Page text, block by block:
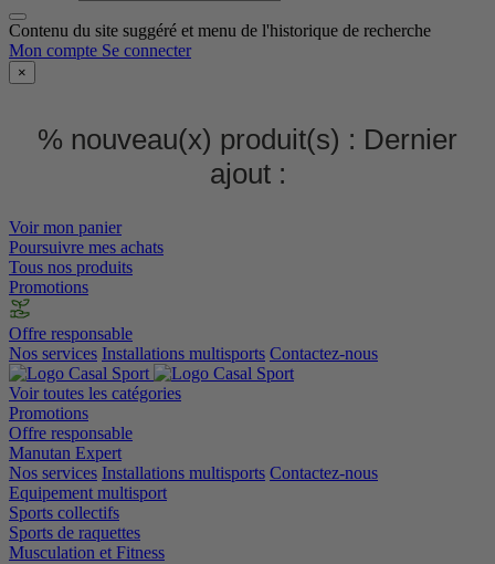
Contenu du site suggéré et menu de l'historique de recherche
Mon compte Se connecter
×
% nouveau(x) produit(s) : Dernier
ajout :
Voir mon panier
Poursuivre mes achats
Tous nos produits
Promotions
Offre responsable
Nos services Installations multisports Contactez-nous
Voir toutes les catégories
Promotions
Offre responsable
Manutan Expert
Nos services Installations multisports Contactez-nous
Equipement multisport
Sports collectifs
Sports de raquettes
Musculation et Fitness